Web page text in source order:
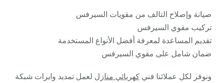
صيانة وإصلاح التالف من مقويات السيرفس
تركيب مقوي السيرفس
تقديم المساعدة لمعرفة أفضل الأنواع المستخدمة
ضمان شامل على مقوي السيرفس
ونوفر لكل عملائنا فنيكهربائي منازل لعمل تمديد وايرات شبكة